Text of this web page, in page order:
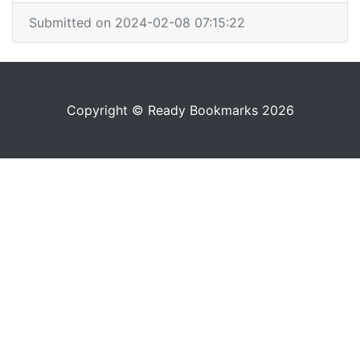
Submitted on 2024-02-08 07:15:22
Copyright © Ready Bookmarks 2026